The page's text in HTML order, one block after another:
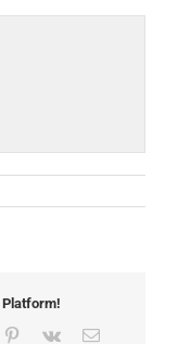
Platform!
Pinterest
Vk Email